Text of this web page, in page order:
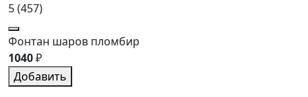
5(457)
Фонтан шаров пломбир
1040₽
Добавить